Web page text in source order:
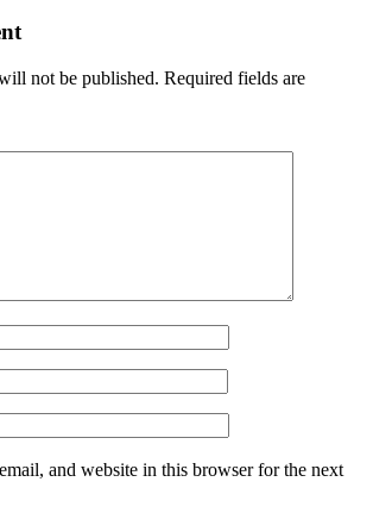
not be published. Required fields are
and website in this browser for the next